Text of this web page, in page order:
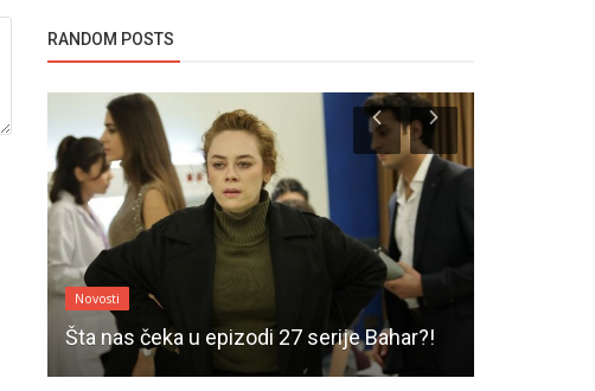
RANDOM POSTS
Novosti
Šta nas čeka u epizodi 27 serije Bahar?!